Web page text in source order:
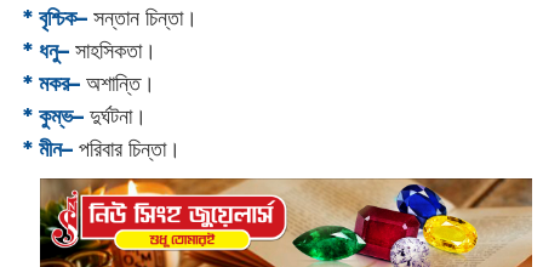
* বৃশ্চিক–সন্তান চিন্তা।
* ধনু–সাহসিকতা।
* মকর–অশান্তি।‌
* কুম্ভ–দুর্ঘটনা।
* মীন–পরিবার চিন্তা।‌‌‌‌‌‌‌‌‌‌‌‌‌‌‌‌‌‌‌‌‌‌‌‌‌‌‌‌‌‌‌‌‌‌‌‌‌‌‌‌‌‌‌‌‌‌‌‌